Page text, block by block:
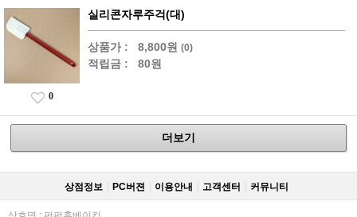
실리콘자루주걱(대)
상품가 : 8,800원 (0)
적립금 : 80원
0
더보기
상점정보 PC버젼 이용안내 고객센터 커뮤니티